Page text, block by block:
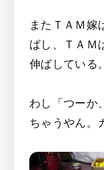
またＴＡＭ嫁
ばし、ＴＡＭ
伸ばしている。
わし「つーか
ちゃうやん。